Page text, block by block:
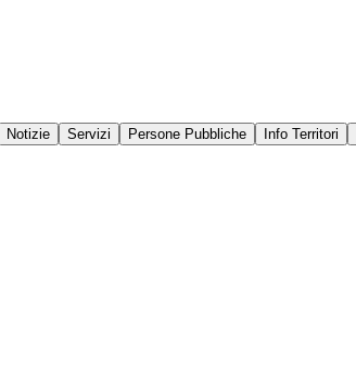
Notizie Servizi Persone Pubbliche Info Territori